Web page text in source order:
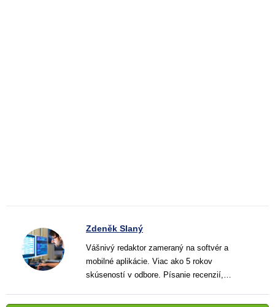
Zdeněk Slaný
Vášnivý redaktor zameraný na softvér a
mobilné aplikácie. Viac ako 5 rokov
skúseností v odbore. Písanie recenzií,
informatívnych textov, ktoré pomáhajú